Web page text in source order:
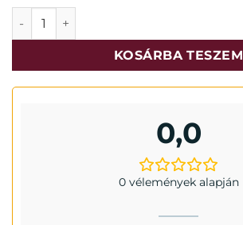
Trixie kanári fészek Trx5620 mennyiség
KOSÁRBA TESZEM
0,0
0 vélemények alapján